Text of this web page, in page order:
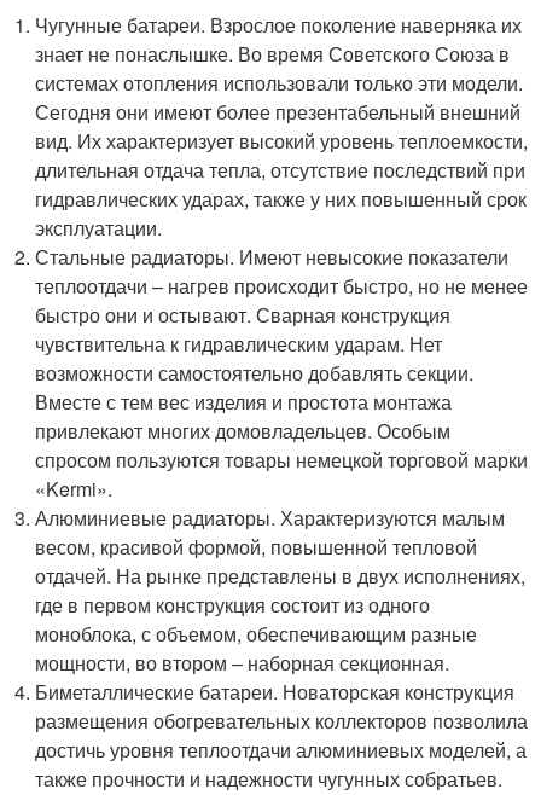
Чугунные батареи. Взрослое поколение наверняка их
знает не понаслышке. Во время Советского Союза в
системах отопления использовали только эти модели.
Сегодня они имеют более презентабельный внешний
вид. Их характеризует высокий уровень теплоемкости,
длительная отдача тепла, отсутствие последствий при
гидравлических ударах, также у них повышенный срок
эксплуатации.
Стальные радиаторы. Имеют невысокие показатели
теплоотдачи – нагрев происходит быстро, но не менее
быстро они и остывают. Сварная конструкция
чувствительна к гидравлическим ударам. Нет
возможности самостоятельно добавлять секции.
Вместе с тем вес изделия и простота монтажа
привлекают многих домовладельцев. Особым
спросом пользуются товары немецкой торговой марки
«Kermi».
Алюминиевые радиаторы. Характеризуются малым
весом, красивой формой, повышенной тепловой
отдачей. На рынке представлены в двух исполнениях,
где в первом конструкция состоит из одного
моноблока, с объемом, обеспечивающим разные
мощности, во втором – наборная секционная.
Биметаллические батареи. Новаторская конструкция
размещения обогревательных коллекторов позволила
достичь уровня теплоотдачи алюминиевых моделей, а
также прочности и надежности чугунных собратьев.